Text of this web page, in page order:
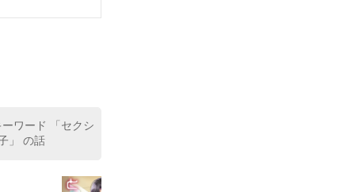
居まで提案
ワード 「セクシ
」 の話